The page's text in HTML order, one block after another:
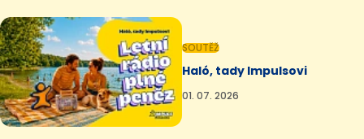
SOUTĚŽ
Haló, tady Impulsovi
01. 07. 2026